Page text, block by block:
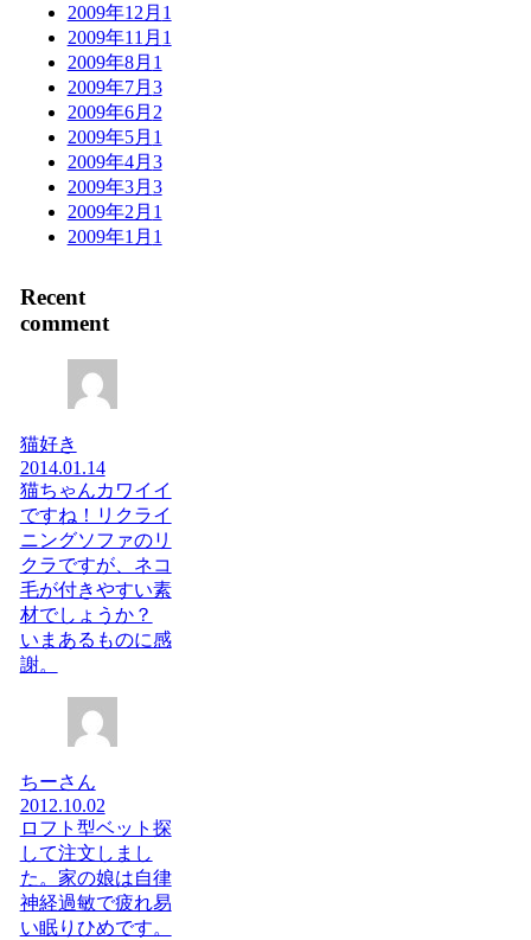
2009年12月 1
2009年11月 1
2009年8月 1
2009年7月 3
2009年6月 2
2009年5月 1
2009年4月 3
2009年3月 3
2009年2月 1
2009年1月 1
Recent
comment
猫好き
2014.01.14
猫ちゃんカワイイ
ですね！リクライ
ニングソファのリ
クラですが、ネコ
毛が付きやすい素
材でしょうか？
いまあるものに感
謝。
ちーさん
2012.10.02
ロフト型ベット探
して注文しまし
た。家の娘は自律
神経過敏で疲れ易
い眠りひめです。